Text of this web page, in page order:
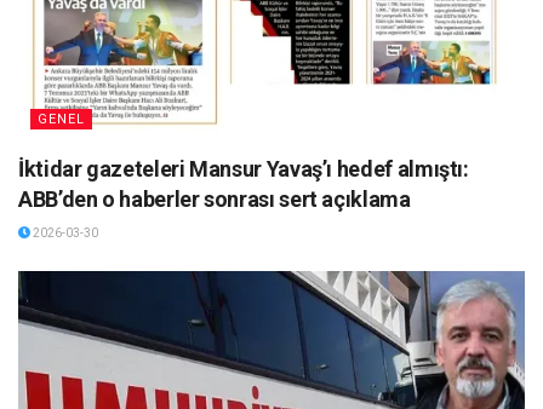
GENEL
İktidar gazeteleri Mansur Yavaş’ı hedef almıştı:
ABB’den o haberler sonrası sert açıklama
2026-03-30